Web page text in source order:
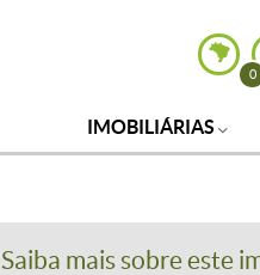
0
IMOBILIÁRIAS
Saiba mais sobre este